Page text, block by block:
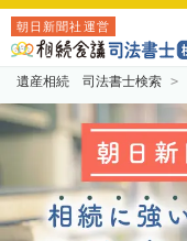
朝日新聞社運営
遺産相続 司法書士検索